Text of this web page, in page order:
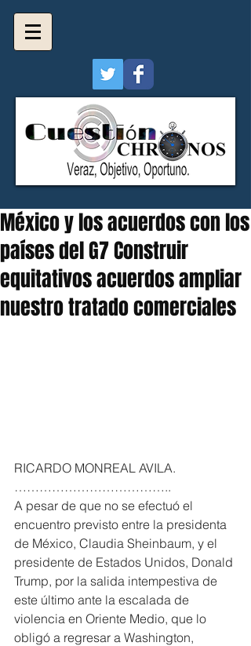
México y los acuerdos con los
países del G7 Construir
equitativos acuerdos ampliar
nuestro tratado comerciales
RICARDO MONREAL AVILA.
………………………………..
A pesar de que no se efectuó el
encuentro previsto entre la presidenta
de México, Claudia Sheinbaum, y el
presidente de Estados Unidos, Donald
Trump, por la salida intempestiva de
este último ante la escalada de
violencia en Oriente Medio, que lo
obligó a regresar a Washington,